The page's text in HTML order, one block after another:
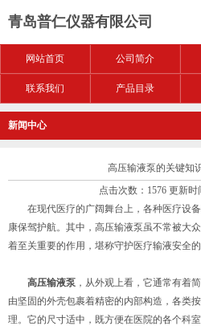
青岛普仁仪器有限公司
网站首页 公司简介
联系我们 产品目录
新闻中心
高压输液泵的关键知
点击次数：1576 更新时
在现代医疗的广阔舞台上，各种医疗设备
康保驾护航。其中，高压输液泵虽不常被大
着至关重要的作用，堪称守护医疗输液安全的
高压输液泵 ，从外观上看，它通常有着
由坚固的外壳包裹着精密的内部构造，各类
理。它的尺寸适中，既方便在医院的各个科